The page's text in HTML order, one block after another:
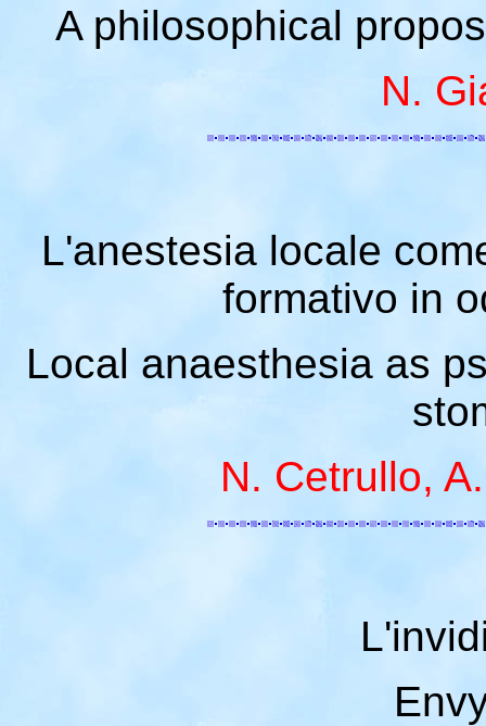
A philosophical
N.
L'anestesia locale
formativo in
Local anaesthesia as
N. Cetrullo,